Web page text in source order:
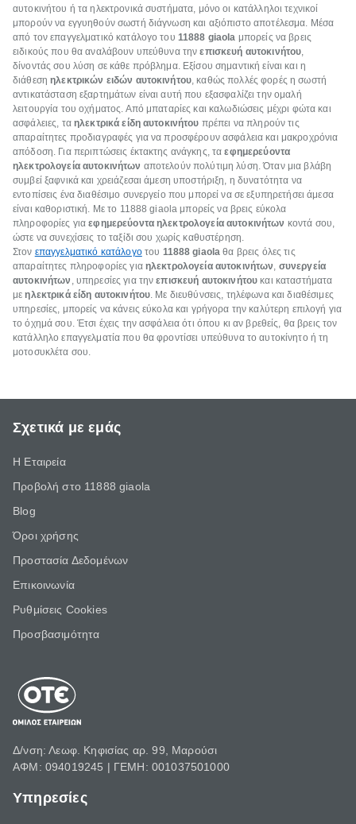
αυτοκινήτου ή τα ηλεκτρονικά συστήματα, μόνο οι κατάλληλοι τεχνικοί
μπορούν να εγγυηθούν σωστή διάγνωση και αξιόπιστο αποτέλεσμα. Μέσα
από τον επαγγελματικό κατάλογο του 11888 giaola μπορείς να βρεις
ειδικούς που θα αναλάβουν υπεύθυνα τηνεπισκευή αυτοκινήτου,
δίνοντάς σου λύση σε κάθε πρόβλημα. Εξίσου σημαντική είναι και η
διάθεσηηλεκτρικών ειδών αυτοκινήτου, καθώς πολλές φορές η σωστή
αντικατάσταση εξαρτημάτων είναι αυτή που εξασφαλίζει την ομαλή
λειτουργία του οχήματος. Από μπαταρίες και καλωδιώσεις μέχρι φώτα και
ασφάλειες, τα ηλεκτρικά είδη αυτοκινήτου πρέπει να πληρούν τις
απαραίτητες προδιαγραφές για να προσφέρουν ασφάλεια και μακροχρόνια
απόδοση. Για περιπτώσεις έκτακτης ανάγκης, ταεφημερεύοντα
ηλεκτρολογεία αυτοκινήτων αποτελούν πολύτιμη λύση. Όταν μια βλάβη
συμβεί ξαφνικά και χρειάζεσαι άμεση υποστήριξη, η δυνατότητα να
εντοπίσεις ένα διαθέσιμο συνεργείο που μπορεί να σε εξυπηρετήσει άμεσα
είναι καθοριστική. Με το 11888 giaola μπορείς να βρεις εύκολα
πληροφορίες γιαεφημερεύοντα ηλεκτρολογεία αυτοκινήτων κοντά σου,
ώστε να συνεχίσεις το ταξίδι σου χωρίς καθυστέρηση.
Στον επαγγελματικό κατάλογοτου 11888 giaola θα βρεις όλες τις
απαραίτητες πληροφορίες για ηλεκτρολογεία αυτοκινήτων, συνεργεία
αυτοκινήτων , υπηρεσίες για τηνεπισκευή αυτοκινήτου και καταστήματα
μεηλεκτρικά είδη αυτοκινήτου. Με διευθύνσεις, τηλέφωνα και διαθέσιμες
υπηρεσίες, μπορείς να κάνεις εύκολα και γρήγορα την καλύτερη επιλογή για
το όχημά σου. Έτσι έχεις την ασφάλεια ότι όπου κι αν βρεθείς, θα βρεις τον
κατάλληλο επαγγελματία που θα φροντίσει υπεύθυνα το αυτοκίνητο ή τη
μοτοσυκλέτα σου.
Σχετικά με εμάς
Η Εταιρεία
Προβολή στο 11888 giaola
Blog
Όροι χρήσης
Προστασία Δεδομένων
Επικοινωνία
Ρυθμίσεις Cookies
Προσβασιμότητα
Δ/νση: Λεωφ. Κηφισίας αρ. 99, Μαρούσι
ΑΦΜ: 094019245 | ΓΕΜΗ: 001037501000
Υπηρεσίες